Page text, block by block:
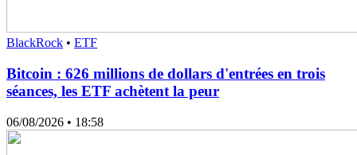
BlackRock • ETF
Bitcoin : 626 millions de dollars d'entrées en trois
séances, les ETF achètent la peur
06/08/2026 • 18:58